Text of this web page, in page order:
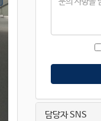
담당자 SNS